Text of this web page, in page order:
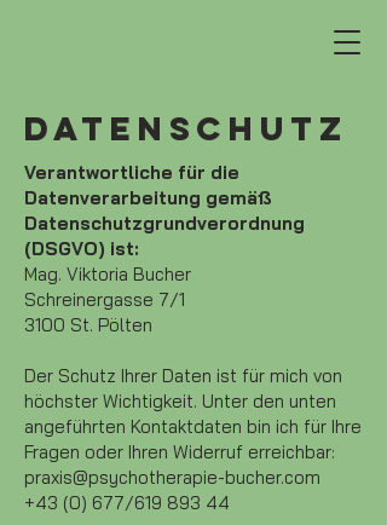
DATENSCHUTZ
Verantwortliche für die
Datenverarbeitung gemäß
Datenschutzgrundverordnung
(DSGVO) ist:
Mag. Viktoria Bucher
Schreinergasse 7/1
3100 St. Pölten
Der Schutz Ihrer Daten ist für mich von
höchster Wichtigkeit. Unter den unten
angeführten Kontaktdaten bin ich für Ihre
Fragen oder Ihren Widerruf erreichbar:
praxis@psychotherapie-bucher.com
+43 (0) 677/619 893 44